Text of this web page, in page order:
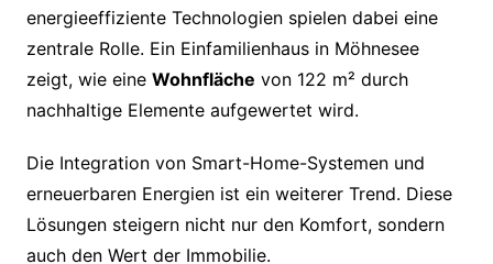
energieeffiziente Technologien spielen dabei eine
zentrale Rolle. Ein Einfamilienhaus in Möhnesee
zeigt, wie eine Wohnfläche von 122 m² durch
nachhaltige Elemente aufgewertet wird.
Die Integration von Smart-Home-Systemen und
erneuerbaren Energien ist ein weiterer Trend. Diese
Lösungen steigern nicht nur den Komfort, sondern
auch den Wert der Immobilie.